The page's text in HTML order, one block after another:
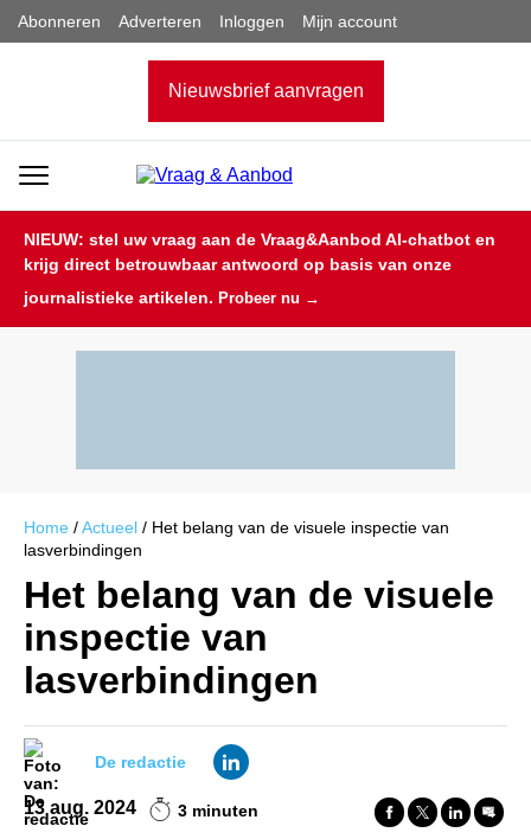
Abonneren Adverteren Inloggen Mijn account
Nieuwsbrief aanvragen
NIEUW: stel uw vraag aan de Vraag&Aanbod AI-chatbot en
krijg direct betrouwbaar antwoord op basis van onze
journalistieke artikelen. Probeer nu →
Home / Actueel / Het belang van de visuele inspectie van
lasverbindingen
Het belang van de visuele
inspectie van
lasverbindingen
De redactie
13 aug. 2024 3 minuten